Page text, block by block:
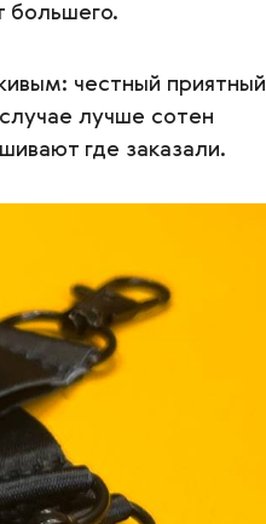
большего.
честный приятный
лучше сотен
где заказали.